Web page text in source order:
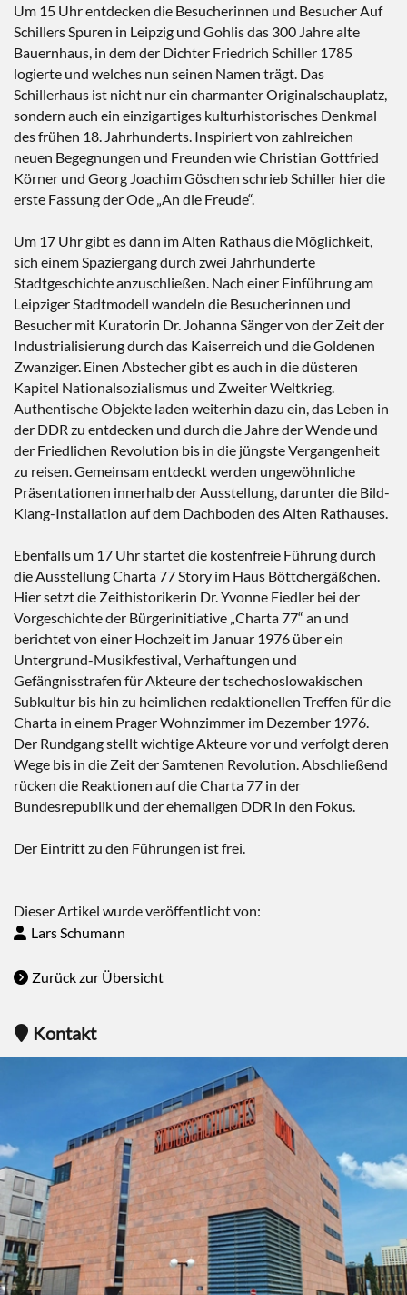
Um 15 Uhr entdecken die Besucherinnen und Besucher Auf
Schillers Spuren in Leipzig und Gohlis das 300 Jahre alte
Bauernhaus, in dem der Dichter Friedrich Schiller 1785
logierte und welches nun seinen Namen trägt. Das
Schillerhaus ist nicht nur ein charmanter Originalschauplatz,
sondern auch ein einzigartiges kulturhistorisches Denkmal
des frühen 18. Jahrhunderts. Inspiriert von zahlreichen
neuen Begegnungen und Freunden wie Christian Gottfried
Körner und Georg Joachim Göschen schrieb Schiller hier die
erste Fassung der Ode „An die Freude“.
Um 17 Uhr gibt es dann im Alten Rathaus die Möglichkeit,
sich einem Spaziergang durch zwei Jahrhunderte
Stadtgeschichte anzuschließen. Nach einer Einführung am
Leipziger Stadtmodell wandeln die Besucherinnen und
Besucher mit Kuratorin Dr. Johanna Sänger von der Zeit der
Industrialisierung durch das Kaiserreich und die Goldenen
Zwanziger. Einen Abstecher gibt es auch in die düsteren
Kapitel Nationalsozialismus und Zweiter Weltkrieg.
Authentische Objekte laden weiterhin dazu ein, das Leben in
der DDR zu entdecken und durch die Jahre der Wende und
der Friedlichen Revolution bis in die jüngste Vergangenheit
zu reisen. Gemeinsam entdeckt werden ungewöhnliche
Präsentationen innerhalb der Ausstellung, darunter die Bild-
Klang-Installation auf dem Dachboden des Alten Rathauses.
Ebenfalls um 17 Uhr startet die kostenfreie Führung durch
die Ausstellung Charta 77 Story im Haus Böttchergäßchen.
Hier setzt die Zeithistorikerin Dr. Yvonne Fiedler bei der
Vorgeschichte der Bürgerinitiative „Charta 77“ an und
berichtet von einer Hochzeit im Januar 1976 über ein
Untergrund-Musikfestival, Verhaftungen und
Gefängnisstrafen für Akteure der tschechoslowakischen
Subkultur bis hin zu heimlichen redaktionellen Treffen für die
Charta in einem Prager Wohnzimmer im Dezember 1976.
Der Rundgang stellt wichtige Akteure vor und verfolgt deren
Wege bis in die Zeit der Samtenen Revolution. Abschließend
rücken die Reaktionen auf die Charta 77 in der
Bundesrepublik und der ehemaligen DDR in den Fokus.
Der Eintritt zu den Führungen ist frei.
Dieser Artikel wurde veröffentlicht von:
Lars Schumann
Zurück zur Übersicht
Kontakt